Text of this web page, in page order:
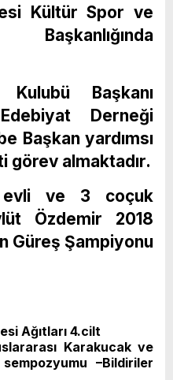
Kültür Spor ve
Başkanı
Derneği
Başkan yardımsı
görev almaktadır.
evli ve 3 coçuk
Özdemir 2018
Güreş Şampiyonu
Ağıtları 4.cilt
Karakucak ve
–Bildiriler